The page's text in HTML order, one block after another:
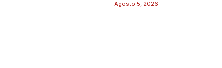
Agosto 5, 2026